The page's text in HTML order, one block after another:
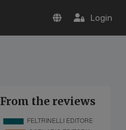
Login
From the reviews